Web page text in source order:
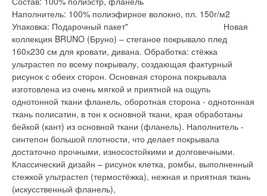
Наполнитель: 100% полиэфирное волокно, пл. 150г/м2
Упаковка: Подарочный пакет" Новая
коллекция BRUNO (Бруно) – стеганое покрывало плед
160х230 см для кровати, дивана. Обработка: стёжка
ультрастеп по всему покрывалу, создающая фактурный
рисунок с обеих сторон. Основная сторона покрывала
изготовлена из очень мягкой и приятной на ощупь
однотонной ткани фланель, оборотная сторона - однотонная
ткань полисатин, в тон к основной ткани, края обработаны
бейкой (кант) из основной ткани (фланель). Наполнитель -
синтепон большой плотности, что делает покрывала
достаточно прочными, износостойкими и долговечными.
Классический дизайн – рисунок клетка, ромбы, выполненный
стежкой ультрастеп (термостёжка), нежная и приятная ткань
(искусственный фланель),